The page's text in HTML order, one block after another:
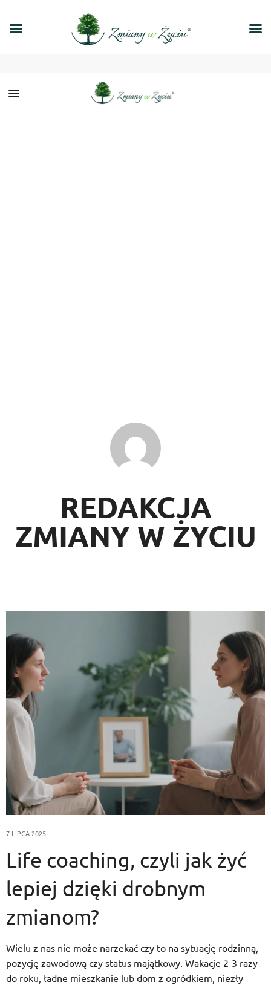
REDAKCJA
ZMIANY W ŻYCIU
7 LIPCA 2025
Life coaching, czyli jak żyć
lepiej dzięki drobnym
zmianom?
Wielu z nas nie może narzekać czy to na sytuację rodzinną,
pozycję zawodową czy status majątkowy. Wakacje 2-3 razy
do roku, ładne mieszkanie lub dom z ogródkiem, niezły